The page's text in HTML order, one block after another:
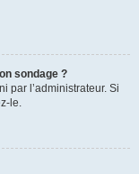
sondage ?
par l’administrateur. Si
le.